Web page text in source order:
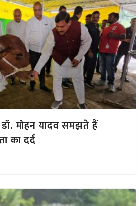
डॉ. मोहन यादव समझते हैं
का दर्द